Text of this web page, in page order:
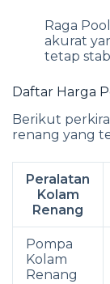
Raga
akurat
tetap
Daftar Harga
Berikut
renang yang
Peralatan
Kolam
Renang
Pompa
Kolam
Renang